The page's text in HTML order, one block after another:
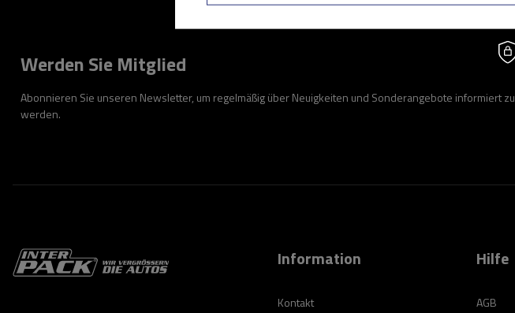
Werden Sie Mitglied
Abonnieren Sie unseren Newsletter, um regelmäßig über Neuigkeiten und Sonderangebote informiert zu
werden.
Information
Kontakt
Hilfe
AGB